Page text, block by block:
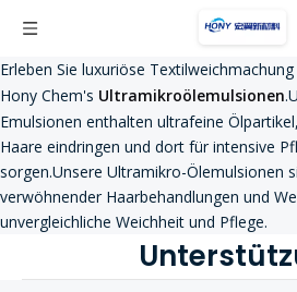
Erleben Sie luxuriöse
Hony Chem's Ultramikroölemulsionen
Emulsionen enthalten ultrafeine
Haare eindringen und dort für intensive
sorgen.Unsere Ultramikro-Ölemulsionen
verwöhnender Haarbehandlungen und
unvergleichliche Weichheit und Pflege.